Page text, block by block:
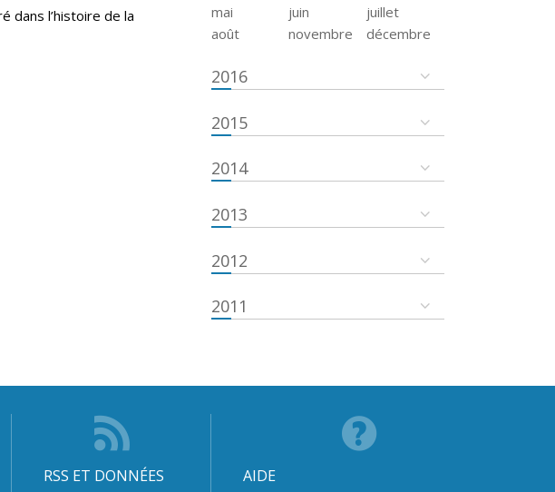
dans l’histoire de la
mai
juin
juillet
août
novembre décembre
2016
2015
2014
2013
2012
2011
RSS ET DONNÉES AIDE